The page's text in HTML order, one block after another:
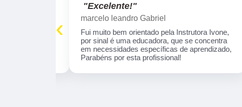
"Excelente!"
marcelo leandro Gabriel
Fui muito bem orientado pela Instrutora Ivone,
por sinal é uma educadora, que se concentra
em necessidades específicas de aprendizado,
Parabéns por esta profissional!
‹